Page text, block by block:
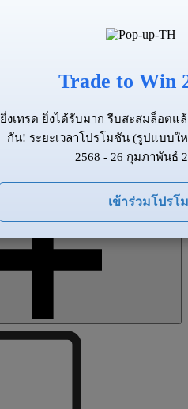
Trade to Win
ยิ่งเทรด ยิ่งได้รับมาก รีบสะสมล็อตแ
กัน! ระยะเวลาโปรโมชัน (รูปแบบใ
2568 - 26 กุมภาพันธ์
เข้าร่วมโปรโ